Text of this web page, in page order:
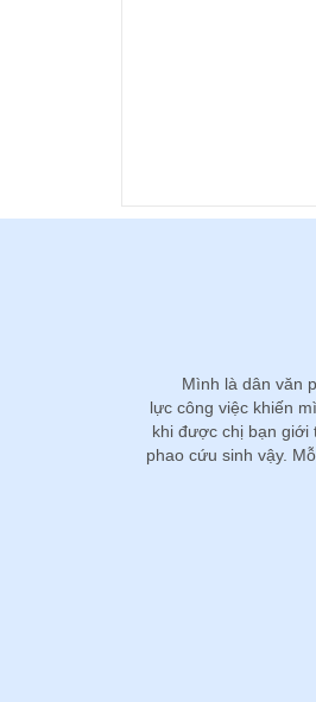
Mình là dân văn
lực công việc khiến
khi được chị bạn
phao cứu sinh vậy.